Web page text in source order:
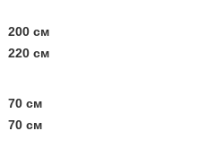
200 см
220 см
70 см
70 см